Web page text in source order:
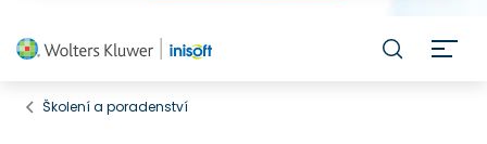
Školení a poradenství